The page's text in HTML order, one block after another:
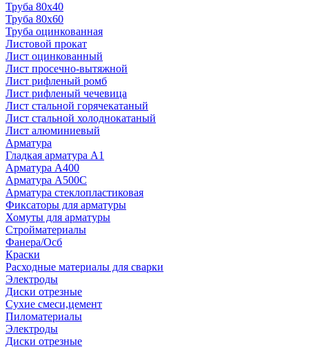
Труба 80x40
Труба 80x60
Труба оцинкованная
Листовой прокат
Лист оцинкованный
Лист просечно-вытяжной
Лист рифленый ромб
Лист рифленый чечевица
Лист стальной горячекатаный
Лист стальной холоднокатаный
Лист алюминиевый
Арматура
Гладкая арматура А1
Арматура А400
Арматура A500C
Арматура стеклопластиковая
Фиксаторы для арматуры
Хомуты для арматуры
Стройматериалы
Фанера/Осб
Краски
Расходные материалы для сварки
Электроды
Диски отрезные
Сухие смеси,цемент
Пиломатериалы
Электроды
Диски отрезные